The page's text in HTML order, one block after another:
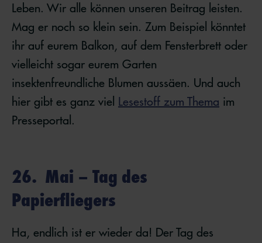
Leben. Wir alle können unseren Beitrag leisten.
Mag er noch so klein sein. Zum Beispiel könntet
ihr auf eurem Balkon, auf dem Fensterbrett oder
vielleicht sogar eurem Garten
insektenfreundliche Blumen aussäen. Und auch
hier gibt es ganz viel Lesestoff zum Thema im
Presseportal.
26. Mai – Tag des
Papierfliegers
Ha, endlich ist er wieder da! Der Tag des